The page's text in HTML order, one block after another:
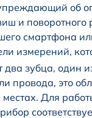
об
и
смартфона
измерений,
два зубца, один
провода, это
местах. Для